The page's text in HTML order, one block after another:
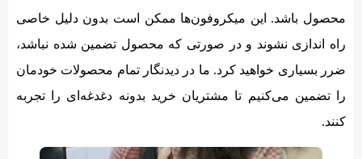
محصول باشد. این میکروفون‌ها ممکن است بدون دلیل خاصی
راه اندازی نشوند و در صورتی که محصول تضمین شده نباشد،
ضرر بسیاری خواهید کرد. ما در دیدنگار تمام محصولات خودمان
را تضمین می‌کنیم تا مشتریان خرید بدونه دغدغه‌‌ای را تجربه
کنند.